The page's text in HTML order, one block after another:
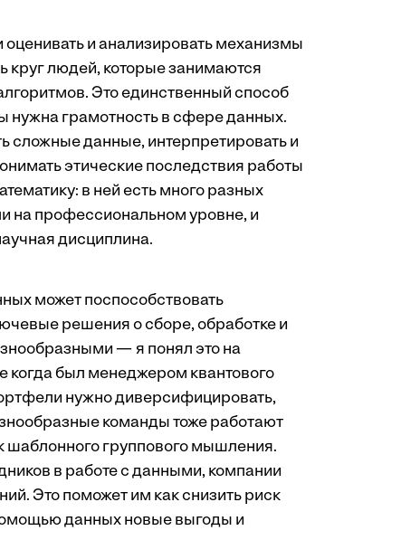
и анализировать механизмы
круг людей, которые занимаются
Это единственный способ
нужна грамотность в сфере данных.
сложные данные, интерпретировать и
этические последствия работы
в ней есть много разных
на профессиональном уровне, и
дисциплина.
может поспособствовать
решения о сборе, обработке и
— я понял это на
когда был менеджером квантового
нужно диверсифицировать,
команды тоже работают
шаблонного группового мышления.
в работе с данными, компании
Это поможет им как снизить риск
данных новые выгоды и